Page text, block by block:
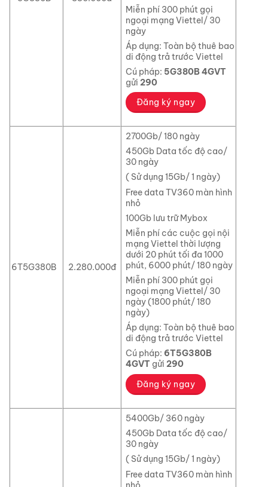
Miễn phí 300 phút gọi
ngoại mạng Viettel/ 30
ngày
Áp dụng: Toàn bộ thuê bao
di động trả trước Viettel
Cú pháp: 5G380B 4GVT
gửi290
Đăng ký ngay
6T5G380B 2.280.000đ
2700Gb/ 180 ngày
450Gb Data tốc độ cao/
30 ngày
( Sử dụng 15Gb/ 1 ngày)
Free data TV360 màn hình
nhỏ
100Gb lưu trữ Mybox
Miễn phí các cuộc gọi nội
mạng Viettel thời lượng
dưới 20 phút tối đa 1000
phút, 6000 phút/ 180 ngày
Miễn phí 300 phút gọi
ngoại mạng Viettel/ 30
ngày (1800 phút/ 180
ngày)
Áp dụng: Toàn bộ thuê bao
di động trả trước Viettel
Cú pháp: 6T5G380B
4GVT gửi290
Đăng ký ngay
5400Gb/ 360 ngày
450Gb Data tốc độ cao/
30 ngày
( Sử dụng 15Gb/ 1 ngày)
Free data TV360 màn hình